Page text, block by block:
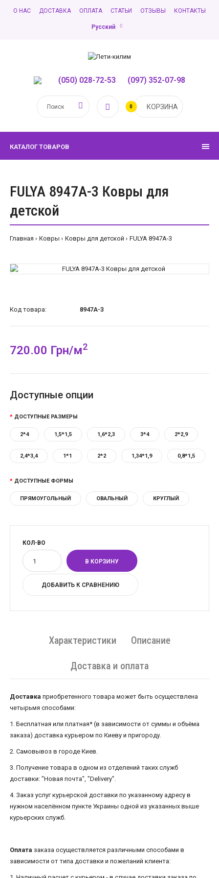
О НАС ДОСТАВКА ОПЛАТА СТАТЬИ ОТЗЫВЫ КОНТАКТЫ
Русский
(050) 028-72-53 (097) 352-07-98
0 КОРЗИНА
КАТАЛОГ ТОВАРОВ
FULYA 8947A-3 Ковры для
детской
Главная Ковры Ковры для детской FULYA 8947A-3
Код товара: 8947A-3
720.00 Грн/м2
Доступные опции
ДОСТУПНЫЕ РАЗМЕРЫ
2*4 1,5*1,5 1,6*2,3 3*4 2*2,9
2,4*3,4 1*1 2*2 1,34*1,9 0,8*1,5
ДОСТУПНЫЕ ФОРМЫ
ПРЯМОУГОЛЬНЫЙ ОВАЛЬНЫЙ КРУГЛЫЙ
КОЛ-ВО
ДОБАВИТЬ К СРАВНЕНИЮ
Характеристики Описание
Доставка и оплата
Доставка приобретенного товара может быть осуществлена ​​
четырьмя способами:
1. Бесплатная или платная* (в зависимости от суммы и объёма
заказа) доставка курьером по Киеву и пригороду.
2. Самовывоз в городе Киев.
3. Получение товара в одном из отделений таких служб
доставки: "Новая почта", "Delivery".
4. Заказ услуг курьерской доставки по указанному адресу в
нужном населённом пункте Украины одной из указанных выше
курьерских служб.
Оплата заказа осуществляется различными способами в
зависимости от типа доставки и пожеланий клиента: